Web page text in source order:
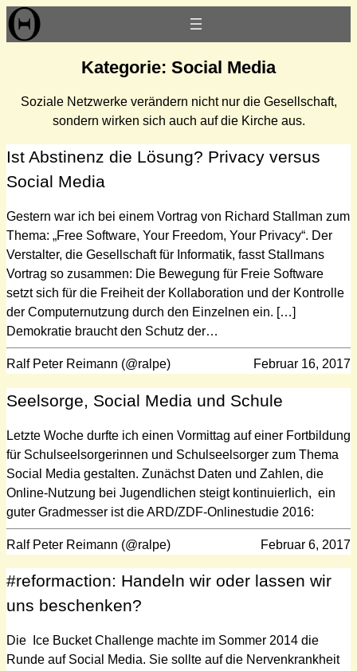
Zum
Inhalt
Kategorie: Social Media
Soziale Netzwerke verändern nicht nur die Gesellschaft,
sondern wirken sich auch auf die Kirche aus.
Ist Abstinenz die Lösung? Privacy versus
Social Media
Gestern war ich bei einem Vortrag von Richard Stallman zum
Thema: „Free Software, Your Freedom, Your Privacy“. Der
Verstalter, die Gesellschaft für Informatik, fasst Stallmans
Vortrag so zusammen: Die Bewegung für Freie Software
setzt sich für die Freiheit der Kollaboration und der Kontrolle
der Computernutzung durch den Einzelnen ein. […]
Demokratie braucht den Schutz der…
Ralf Peter Reimann (@ralpe) Februar 16, 2017
Seelsorge, Social Media und Schule
Letzte Woche durfte ich einen Vormittag auf einer Fortbildung
für Schulseelsorgerinnen und Schulseelsorger zum Thema
Social Media gestalten. Zunächst Daten und Zahlen, die
Online-Nutzung bei Jugendlichen steigt kontinuierlich, ein
guter Gradmesser ist die ARD/ZDF-Onlinestudie 2016:
Ralf Peter Reimann (@ralpe) Februar 6, 2017
#reformaction: Handeln wir oder lassen wir
uns beschenken?
Die Ice Bucket Challenge machte im Sommer 2014 die
Runde auf Social Media. Sie sollte auf die Nervenkrankheit